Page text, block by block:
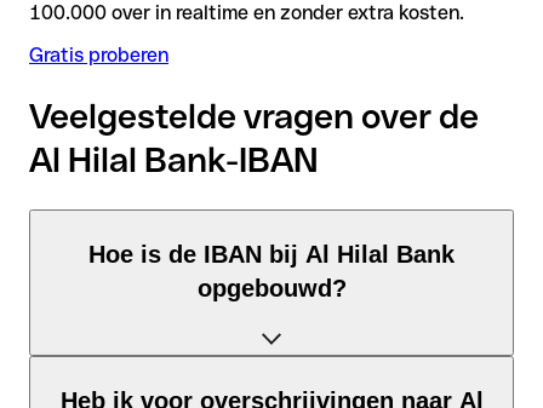
100.000 over in realtime en zonder extra kosten.
Gratis proberen
Veelgestelde vragen over de
Al Hilal Bank-IBAN
Hoe is de IBAN bij Al Hilal Bank
opgebouwd?
Heb ik voor overschrijvingen naar Al